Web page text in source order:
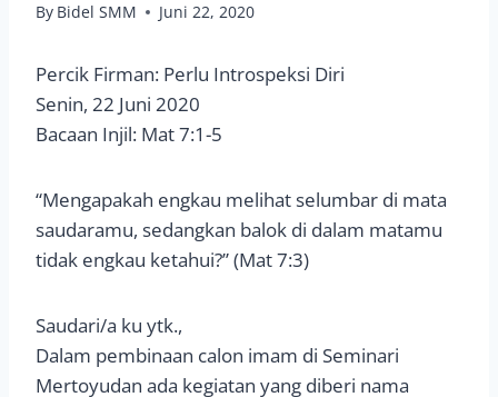
By Bidel SMM Juni 22, 2020
Percik Firman: Perlu Introspeksi Diri
Senin, 22 Juni 2020
Bacaan Injil: Mat 7:1-5
“Mengapakah engkau melihat selumbar di mata
saudaramu, sedangkan balok di dalam matamu
tidak engkau ketahui?” (Mat 7:3)
Saudari/a ku ytk.,
Dalam pembinaan calon imam di Seminari
Mertoyudan ada kegiatan yang diberi nama